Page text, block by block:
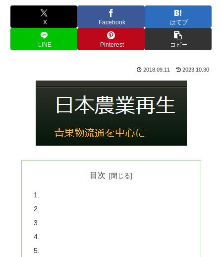
X Facebook はてブ
LINE Pinterest コピー
2018.09.11 2023.10.30
目次